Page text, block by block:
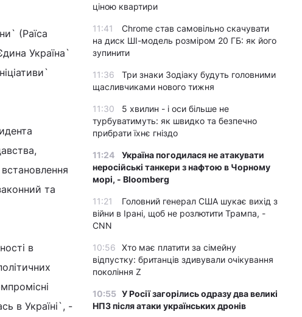
(Раїса
Україна`
та
в
в Україні`, -
ціною квартири
11:41
Chrome став самовільно скачувати
на диск ШІ-модель розміром 20 ГБ: як його
зупинити
11:36
Три знаки Зодіаку будуть головними
щасливчиками нового тижня
11:30
5 хвилин - і оси більше не
турбуватимуть: як швидко та безпечно
прибрати їхнє гніздо
11:24
Україна погодилася не атакувати
неросійські танкери з нафтою в Чорному
морі, - Bloomberg
11:21
Головний генерал США шукає вихід з
війни в Ірані, щоб не розлютити Трампа, -
CNN
10:56
Хто має платити за сімейну
відпустку: британців здивували очікування
покоління Z
10:55 У Росії загорілись одразу два великі
НПЗ після атаки українських дронів